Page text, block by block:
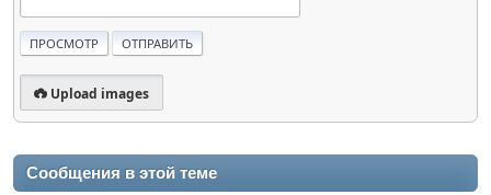
Upload images
Сообщения в этой теме